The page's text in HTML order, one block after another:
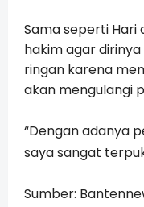
Sama seperti Hari
hakim agar
ringan karena
akan mengulangi
“Dengan adanya
saya sangat
Sumber: